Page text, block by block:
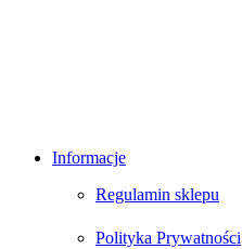
Informacje
Regulamin sklepu
Polityka Prywatności